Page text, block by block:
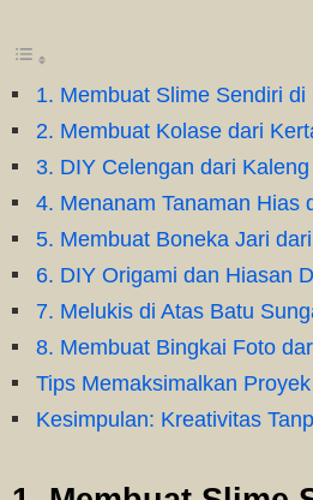
1. Membuat Slime Sendiri di
2. Membuat Kolase dari
3. DIY Celengan dari
4. Menanam Tanaman Hias
5. Membuat Boneka Jari
6. DIY Origami dan Hiasan
7. Melukis di Atas Batu
8. Membuat Bingkai Foto
Tips Memaksimalkan
Kesimpulan: Kreativitas